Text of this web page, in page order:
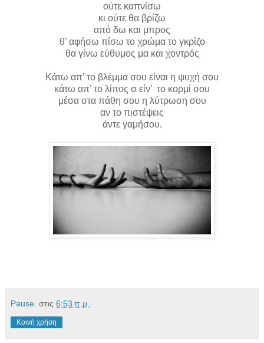
ούτε καπνίσω
κι ούτε θα βρίζω
από δω και μπρος
θ’ αφήσω πίσω το χρώμα το γκρίζο
θα γίνω εύθυμος μα και χοντρός
Κάτω απ’ το βλέμμα σου είναι η ψυχή σου
κάτω απ’ το λίπος σ είν’ το κορμί σου
μέσα στα πάθη σου η λύτρωση σου
αν το πιστέψεις
άντε γαμήσου.
Pause. στις 6:53 π.μ.
Κοινή χρήση